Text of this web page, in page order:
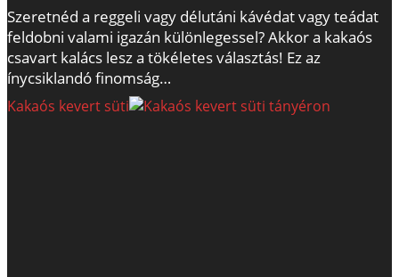
Szeretnéd a reggeli vagy délutáni kávédat vagy teádat
feldobni valami igazán különlegessel? Akkor a kakaós
csavart kalács lesz a tökéletes választás! Ez az
ínycsiklandó finomság…
Kakaós kevert süti